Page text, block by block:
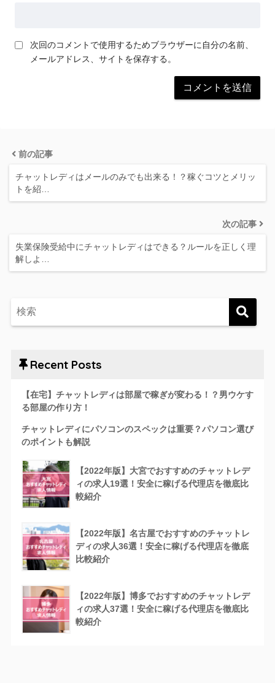
次回のコメントで使用するためブラウザーに自分の名前、
メールアドレス、サイトを保存する。
前の記事
チャットレディはメールのみでも出来る！？稼ぐコツとメリッ
トを紹…
次の記事
失業保険受給中にチャットレディはできる？ルールを正しく理
解しよ…
Recent Posts
【在宅】チャットレディは部屋で稼ぎが変わる！？男ウケす
る部屋の作り方！
チャットレディにパソコンのスペックは重要？パソコン選び
のポイントも解説
【2022年版】大宮でおすすめのチャットレデ
ィの求人19選！安全に稼げる代理店を徹底比
較紹介
【2022年版】名古屋でおすすめのチャットレ
ディの求人36選！安全に稼げる代理店を徹底
比較紹介
【2022年版】博多でおすすめのチャットレデ
ィの求人37選！安全に稼げる代理店を徹底比
較紹介